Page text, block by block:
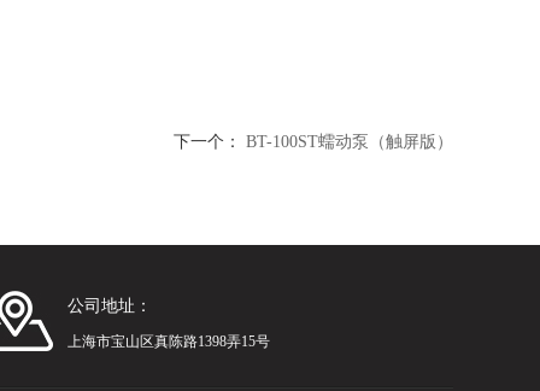
下一个： BT-100ST蠕动泵（触屏版）
公司地址：
上海市宝山区真陈路1398弄15号